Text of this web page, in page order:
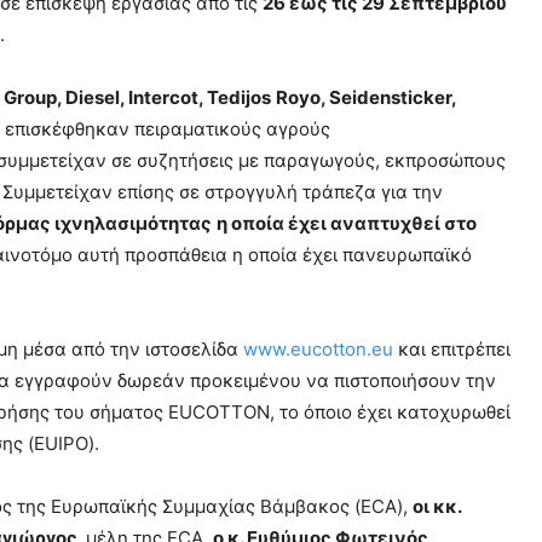
.
Group, Diesel, Intercot,Tedijos Royo,Seidensticker,
επισκέφθηκαν πειραματικούς αγρούς
σε συζητήσεις με παραγωγούς, εκπροσώπους
επίσης σε στρογγυλή τράπεζα για την
ιχνηλασιμότητας η οποία έχει αναπτυχθεί στο
αυτή προσπάθεια η οποία έχει πανευρωπαϊκό
μέσα από την ιστοσελίδα www.eucotton.eu και επιτρέπει
εγγραφούν δωρεάν προκειμένου να πιστοποιήσουν την
του σήματος EUCOTTON, το όποιο έχει κατοχυρωθεί
(EUIPO).
της Ευρωπαϊκής Συμμαχίας Βάμβακος (ECA), οι κκ.